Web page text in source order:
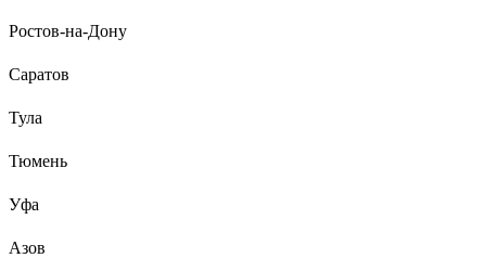
Ростов-на-Дону
Саратов
Тула
Тюмень
Уфа
Азов